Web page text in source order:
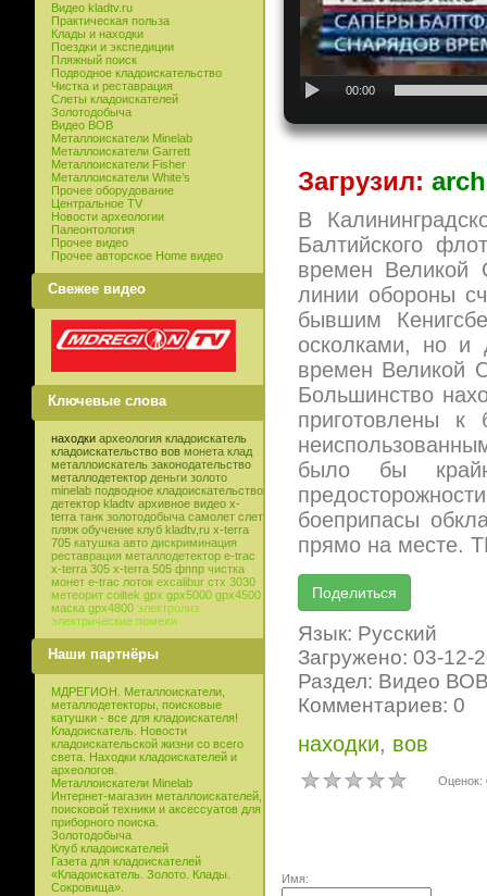
Видео kladtv.ru
Практическая польза
Клады и находки
Поездки и экспедиции
Пляжный поиск
Подводное кладоискательство
Чистка и реставрация
Слеты кладоискателей
Золотодобыча
Видео ВОВ
Металлоискатели Minelab
Металлоискатели Garrett
Металлоискатели Fisher
Металлоискатели White’s
Прочее оборудование
Центральное TV
Новости археологии
Палеонтология
Прочее видео
Прочее авторское Home видео
Свежее видео
Ключевые слова
находки археология кладоискатель
кладоискательство вов монета клад
металлоискатель законодательство
металлодетектор деньги золото
minelab подводное кладоискательство
детектор kladtv архивное видео x-
terra танк золотодобыча самолет слет
пляж обучение клуб kladtv,ru x-terra
705 катушка авто дискриминация
реставрация металлодетектор e-trac
x-terra 305 x-terra 505 фппр чистка
монет e-trac лоток excalibur стх 3030
метеорит coiltek gpx gpx5000 gpx4500
маска gpx4800 электролиз
электрические помехи
Наши партнёры
МДРЕГИОН. Металлоискатели,
металлодетекторы, поисковые
катушки - все для кладоискателя!
Кладоискатель. Новости
кладоискательской жизни со всего
света. Находки кладоискателей и
археологов.
Металлоискатели Minelab
Интернет-магазин металлоискателей,
поисковой техники и аксессуатов для
приборного поиска.
Золотодобыча
Клуб кладоискателей
Газета для кладоискателей
«Кладоискатель. Золото. Клады.
Сокровища».
00:00
Загрузил:
В
Балтийского
времен Великой
линии обороны
бывшим
осколками, но и
времен Великой
Большинство
приготовлены
было бы
боеприпасы
прямо на месте.
Язык: Русский
Загружено: 03-12-
Раздел: Видео
Комментариев: 0
находки, вов
Оценок:
Имя: